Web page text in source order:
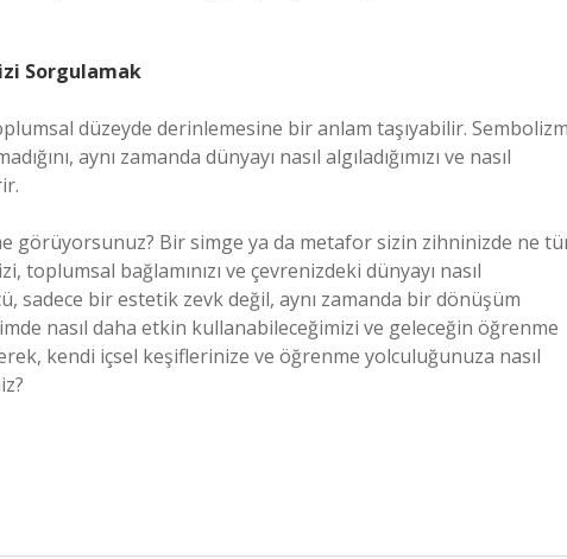
Sorgulamak
düzeyde derinlemesine bir anlam taşıyabilir.
aynı zamanda dünyayı nasıl algıladığımızı ve nasıl
görüyorsunuz? Bir simge ya da metafor sizin zihninizde ne
toplumsal bağlamınızı ve çevrenizdeki dünyayı nasıl
sadece bir estetik zevk değil, aynı zamanda bir dönüşüm
nasıl daha etkin kullanabileceğimizi ve geleceğin öğrenme
kendi içsel keşiflerinize ve öğrenme yolculuğunuza nasıl